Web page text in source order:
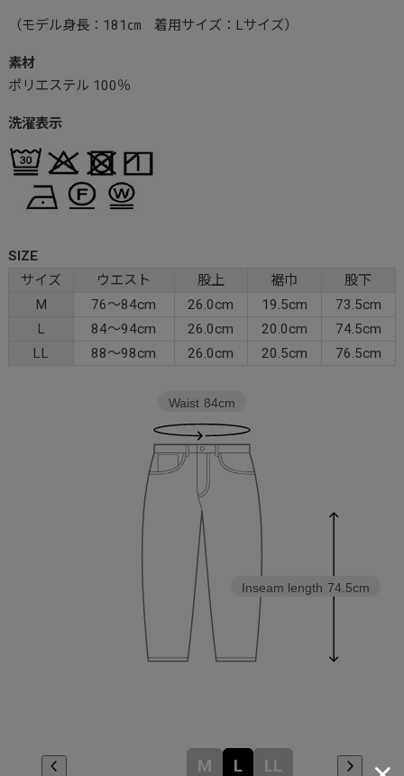
（モデル身長：181㎝ 着用サイズ：Lサイズ）
素材
ポリエステル 100％
洗濯表示
SIZE
サイズ
ウエスト 股上 裾巾
股下
M
76～84cm 26.0cm 19.5cm
73.5cm
L
84～94cm 26.0cm 20.0cm
74.5cm
LL
88～98cm 26.0cm 20.5cm 76.5cm
Inseam length 74.5cm
Waist 84cm
M L LL